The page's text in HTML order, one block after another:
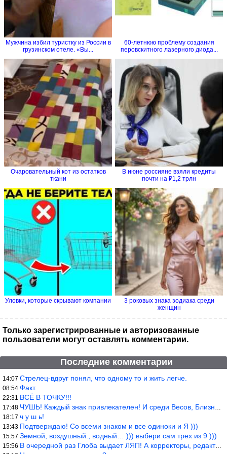
Мужчина избил туристку из России в
грузинском отеле. «Вы...
60-летнюю проблему создания
перовскитного лазерного диода...
Очаровательный кот из остатков
ткани
В июне россияне взяли кредиты
почти на ₽1,2 трлн
Уловки, которые скрывают компании
3 роковых знака зодиака среди
женщин
Только зарегистрированные и авторизованные
пользователи могут оставлять комментарии.
Последние комментарии
14:07 Стрелец-вдруг понял, что одному то и жить легче.
08:54 Факт.
22:31 ВСЁ В ТОЧКУ!!!
17:48 ЧУШЬ! Каждый знак привлекателен! И среди Весов, Близнецов встреч
18:17 ч у ш ь!
13:43 Подтверждаю! Со всеми знаком и все одиноки и Я )))
15:57 Земной, воздушный., водный… ))) выбери сам трех из 9 )))
15:56 В очередной раз Глоба выдает ЛЯП! А корректоры, редакторы пропус